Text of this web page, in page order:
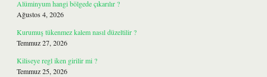
Alüminyum hangi bölgede çıkarılır ?
Ağustos 4, 2026
Kurumuş tükenmez kalem nasıl düzeltilir ?
Temmuz 27, 2026
Kiliseye regl iken girilir mi ?
Temmuz 25, 2026